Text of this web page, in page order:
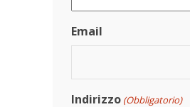
Email
Indirizzo (Obbligatorio)